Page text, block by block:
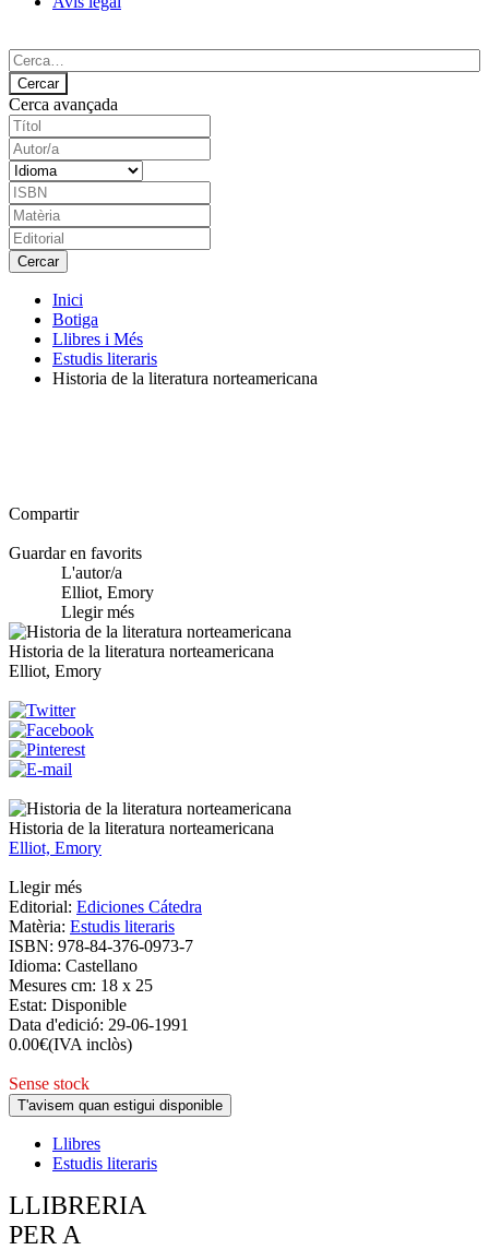
Cerca avançada
Inici
Botiga
Llibres i Més
Estudis literaris
Historia de la literatura norteamericana
Compartir
Guardar en favorits
L'autor/a
Elliot, Emory
Llegir més
Historia de la literatura norteamericana
Elliot, Emory
Historia de la literatura norteamericana
Elliot, Emory
Llegir més
Editorial: Ediciones Cátedra
Matèria: Estudis literaris
ISBN: 978-84-376-0973-7
Idioma: Castellano
Mesures cm: 18 x 25
Estat: Disponible
Data d'edició: 29-06-1991
0.00€(IVA inclòs)
Sense stock
T'avisem quan estigui disponible
Llibres
Estudis literaris
LLIBRERIA
PER A